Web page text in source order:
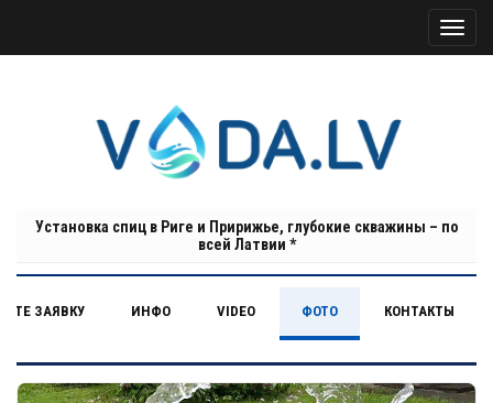
Установка спиц в Риге и Пририжье, глубокие скважины – по
всей Латвии *
ЗАЯВКУ ИНФО VIDEO ФОТО КОНТАКТЫ